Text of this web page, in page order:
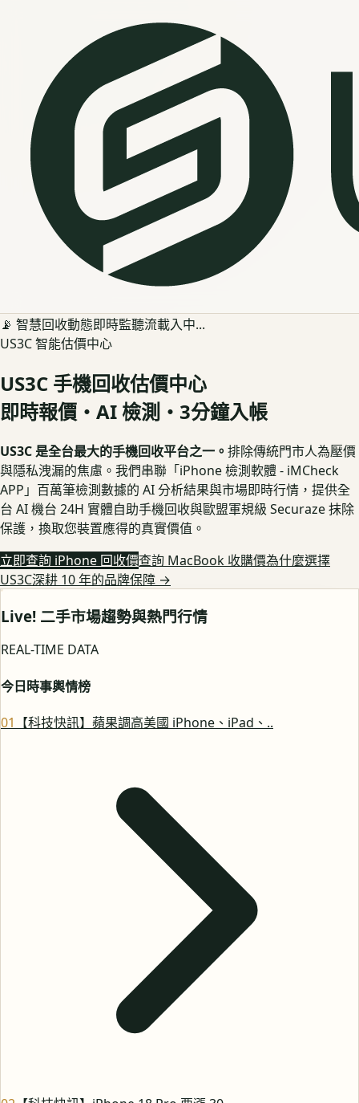
📡 智慧回收動態即時監聽流載入中...
US3C 智能估價中心
US3C 手機回收估價中心
即時報價・AI 檢測・3分鐘入帳
US3C 是全台最大的手機回收平台之一。 排除傳統門市人為壓價
與隱私洩漏的焦慮。我們串聯「iPhone 檢測軟體 - iMCheck
APP」百萬筆檢測數據的 AI 分析結果與市場即時行情，提供全
台 AI 機台 24H 實體自助手機回收與歐盟軍規級 Securaze 抹除
保護，換取您裝置應得的真實價值。
立即查詢 iPhone 回收價查詢 MacBook 收購價為什麼選擇
US3C深耕 10 年的品牌保障 →
Live! 二手市場趨勢與熱門行情
REAL-TIME DATA
今日時事輿情榜
01 【科技快訊】蘋果調高美國 iPhone、iPad、..